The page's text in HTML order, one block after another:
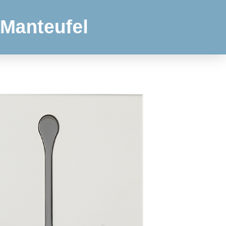
Manteufel